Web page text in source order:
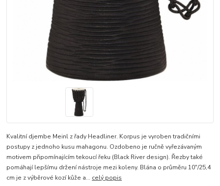
Kvalitní djembe Meinl z řady Headliner. Korpus je vyroben tradičními
postupy z jednoho kusu mahagonu. Ozdobeno je ručně vyřezávaným
motivem připomínajícím tekoucí řeku (Black River design). Řezby také
pomáhají lepšímu držení nástroje mezi koleny. Blána o průměru 10"/25,4
cm je z výběrové kozí kůže a... celý popis